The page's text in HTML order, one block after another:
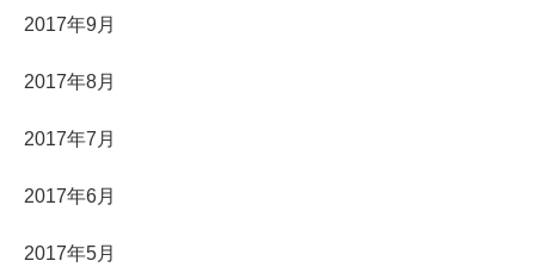
2017年9月
2017年8月
2017年7月
2017年6月
2017年5月